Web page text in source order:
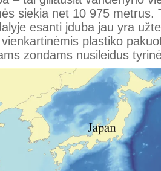
siekia net 10 975 metrus.
esanti įduba jau yra
plastiko
zondams nusileidus